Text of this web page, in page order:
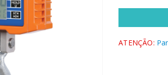
ATENÇÃO: